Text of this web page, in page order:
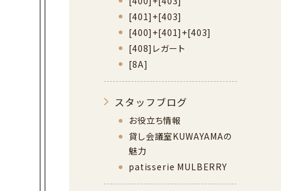
[401]+[403]
[400]+[401]+[403]
[408]レガート
[8A]
スタッフブログ
お役立ち情報
貸し会議室KUWAYAMAの
魅力
patisserie MULBERRY